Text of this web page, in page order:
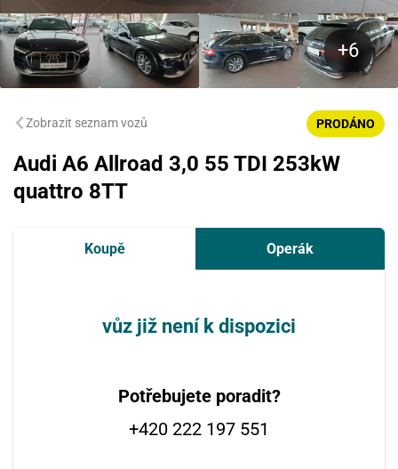
Zobrazit seznam vozů PRODÁNO
Audi A6 Allroad 3,0 55 TDI 253kW
quattro 8TT
Koupě Operák
vůz již není k dispozici
Potřebujete poradit?
+420 222 197 551